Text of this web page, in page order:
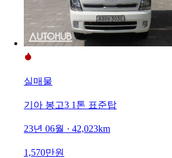
실매물
기아 봉고3 1톤 표준탑
23년 06월 · 42,023km
1,570만원